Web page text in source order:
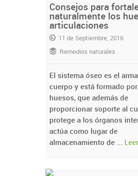
Consejos para
naturalmente los
articulaciones
11 de Septiembre, 2016
Remedios naturales
El sistema óseo es el
cuerpo y está formado
huesos, que además de
proporcionar soporte al
protege a los órganos
actúa como lugar de
almacenamiento de ...